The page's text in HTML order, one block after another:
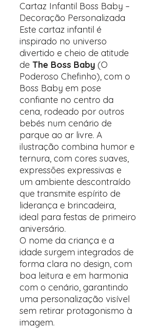
Cartaz Infantil Boss Baby –
Decoração Personalizada
Este cartaz infantil é
inspirado no universo
divertido e cheio de atitude
de The Boss Baby (O
Poderoso Chefinho), com o
Boss Baby em pose
confiante no centro da
cena, rodeado por outros
bebés num cenário de
parque ao ar livre. A
ilustração combina humor e
ternura, com cores suaves,
expressões expressivas e
um ambiente descontraído
que transmite espírito de
liderança e brincadeira,
ideal para festas de primeiro
aniversário.
O nome da criança e a
idade surgem integrados de
forma clara no design, com
boa leitura e em harmonia
com o cenário, garantindo
uma personalização visível
sem retirar protagonismo à
imagem.